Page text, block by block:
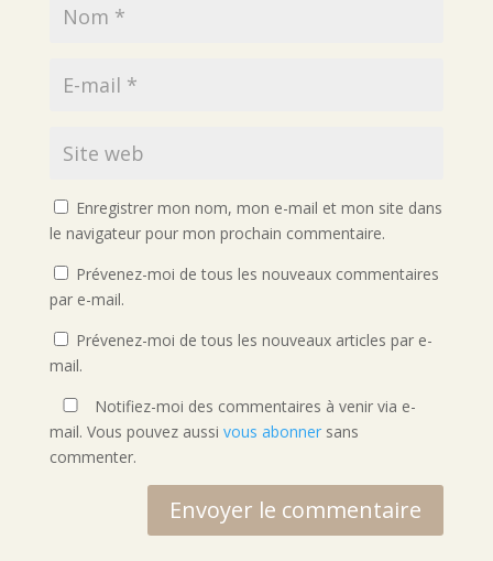
Enregistrer mon nom, mon e-mail et mon site dans
le navigateur pour mon prochain commentaire.
Prévenez-moi de tous les nouveaux commentaires
par e-mail.
Prévenez-moi de tous les nouveaux articles par e-
mail.
Notifiez-moi des commentaires à venir via e-
mail. Vous pouvez aussi vous abonnersans
commenter.
Envoyer le commentaire